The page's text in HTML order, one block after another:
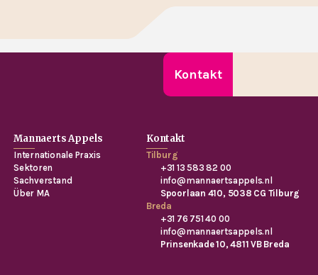
Kontakt
Mannaerts Appels
Internationale Praxis
Sektoren
Sachverstand
Über MA
Kontakt
Tilburg
+31 13 583 82 00
info@mannaertsappels.nl
Spoorlaan 410, 5038 CG Tilburg
Breda
+31 76 751 40 00
info@mannaertsappels.nl
Prinsenkade 10, 4811 VB Breda